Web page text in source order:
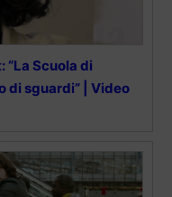
Scuola di
di sguardi” | Video